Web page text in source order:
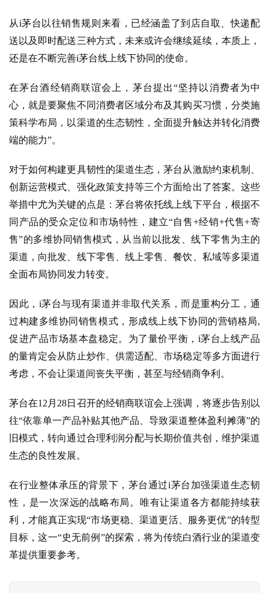
页
公
司
深
度
物
酒
观
动
动
态
视
频
登录 注册
从i茅台以往销售规则来看，已经涵盖了到店自取、快递配
送以及即时配送三种方式，未来或许会继续延续，本质上，
还是在不断完善i茅台线上线下协同的使命。
在茅台酒经销商联谊会上，茅台提出“坚持以消费者为中
心，就是要聚焦不同消费者区域分布及其购买习惯，分类施
策科学布局，以渠道的生态韧性，全面提升触达并转化消费
端的能力”。
对于如何构建更具韧性的渠道生态，茅台从激励约束机制、
创新运营模式、强化政策支持等三个方面给出了答案。这些
举措中尤为关键的点是：茅台将依托线上线下平台，根据不
同产品的受众定位和市场特性，建立“自售+经销+代售+寄
售”的多维协同销售模式，从当前以批发、线下零售为主的
渠道，向批发、线下零售、线上零售、餐饮、私域等多渠道
全面布局协同发力转变。
因此， i茅台与现有渠道并非取代关系，而是重构分工，通
过构建多维协同销售模式，形成线上线下协同的营销格局,
促进产品市场基本盘稳定。为了量价平衡，i茅台上线产品
的量肯定会从防止炒作、供需适配、市场稳定等多方面进行
考虑，不会让渠道间丧失平衡，甚至与经销商争利。
茅台在12月28日召开的经销商联谊会上强调，将逐步告别以
往“依靠单一产品补贴其他产品、导致渠道整体盈利摊薄”的
旧模式，转向通过合理利润分配与长期价值共创，维护渠道
生态的良性发展。
在行业整体承压的背景下，茅台通过i茅台加强渠道生态韧
性，是一次深远的战略布局。唯有让渠道各方都能持续获
利，才能真正实现“市场更稳、渠道更活、服务更优”的转型
目标，这一“史无前例”的探索，将为传统白酒行业的渠道变
革提供重要参考。